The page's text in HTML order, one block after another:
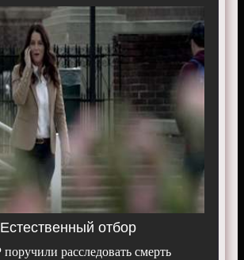
отбор
расследовать смерть